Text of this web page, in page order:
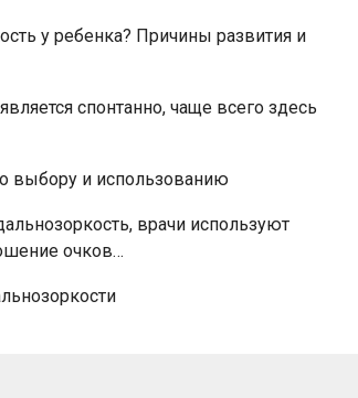
у ребенка? Причины развития и
спонтанно, чаще всего здесь
выбору и использованию
врачи используют
очков…